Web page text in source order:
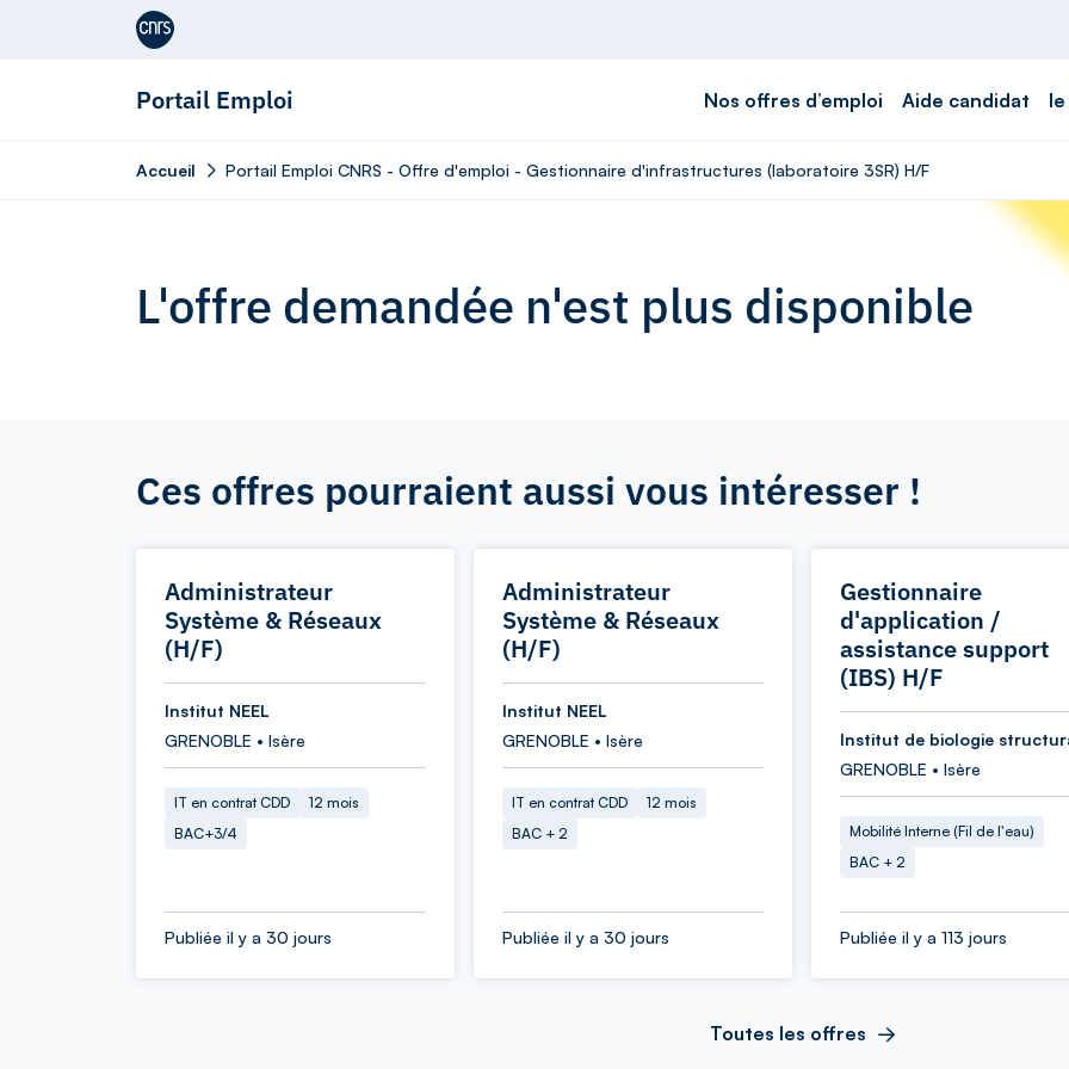
Aller au contenu
Portail Emploi Nos offres d’emploi Aide candidat
Accueil Portail Emploi CNRS - Offre d'emploi - Gestionnaire d'infrastructures (laboratoire 3SR) H/F
L'offre demandée n'est plus disponible
Ces offres pourraient aussi vous intéresser !
Administrateur
Système & Réseaux
(H/F)
Institut NEEL
GRENOBLE • Isère
IT en contrat CDD
12 mois
BAC+3/4
Publiée il y a 30 jours
Administrateur
Système & Réseaux
(H/F)
Institut NEEL
GRENOBLE • Isère
IT en contrat CDD
12 mois
BAC + 2
Publiée il y a 30 jours
Gestionnaire
d'application /
assistance support
(IBS) H/F
Institut de biologie
GRENOBLE • Isère
Mobilité Interne (Fil de l'eau)
BAC + 2
Publiée il y a 113 jours
Toutes les offres